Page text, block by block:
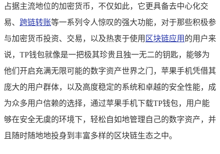
占据主流地位的加密货币，不仅如此，它更具备去中心化交
易、 跨链转账等一系列令人惊叹的强大功能，对于那些积极参
与加密货币投资、交易，以及热衷于使用 区块链应用 的用户来
说，TP钱包就像是一把极其珍贵且独一无二的钥匙，能够为
他们开启充满无限可能的数字资产世界之门，苹果手机凭借其
庞大的用户群体，以及高度稳定的系统和卓越的安全性能，成
为众多用户信赖的选择，通过苹果手机下载TP钱包，用户能
够在安全无虞的环境下，轻松自如地管理自己的数字资产，并
且随时随地地投身到丰富多样的区块链生态之中。